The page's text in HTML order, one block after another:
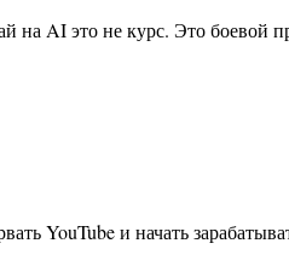
на AI это не курс. Это боевой
YouTube и начать